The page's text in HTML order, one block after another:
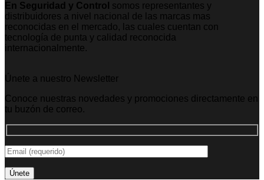
En Seguridad y Control somos representantes y
distribuidores a nivel nacional de las marcas mas
reconocidas en el mercado, las cuales cuentan con
tecnología de punta y calidad reconocida
internacionalmente.
Únete a nuestro Newsletter
Conoce nuestras novedades y promociones directamente en
tu buzón de correo.